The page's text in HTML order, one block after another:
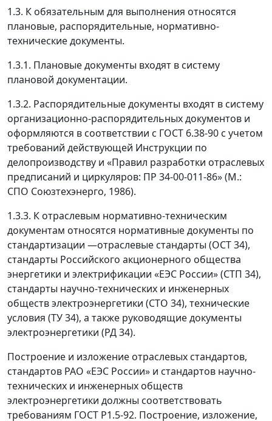
1.3. К обязательным для выполнения относятся
плановые, распорядительные, нормативно-
технические документы.
1.3.1. Плановые документы входят в систему
плановой документации.
1.3.2. Распорядительные документы входят в систему
организационно-распорядительных документов и
оформляются в соответствии с ГОСТ 6.38-90 с учетом
требований действующей Инструкции по
делопроизводству и «Правил разработки отраслевых
предписаний и циркуляров: ПР 34-00-011-86» (М.:
СПО Союзтехэнерго, 1986).
1.3.3. К отраслевым нормативно-техническим
документам относятся нормативные документы по
стандартизации —отраслевые стандарты (ОСТ 34),
стандарты Российского акционерного общества
энергетики и электрификации «ЕЭС России» (СТП 34),
стандарты научно-технических и инженерных
обществ электроэнергетики (СТО 34), технические
условия (ТУ 34), а также руководящие документы
электроэнергетики (РД 34).
Построение и изложение отраслевых стандартов,
стандартов РАО «ЕЭС России» и стандартов научно-
технических и инженерных обществ
электроэнергетики должны соответствовать
требованиям ГОСТ Р1.5-92. Построение, изложение,